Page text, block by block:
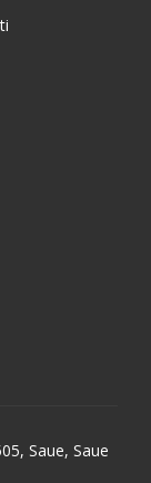
Saue, Saue